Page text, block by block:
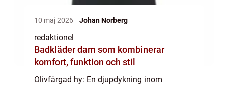
10 maj 2026 Johan Norberg
redaktionel
Badkläder dam som kombinerar
komfort, funktion och stil
Olivfärgad hy: En djupdykning inom